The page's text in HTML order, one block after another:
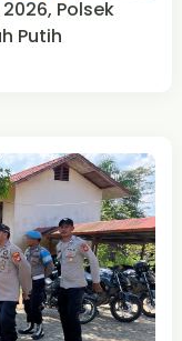
Polsek
Putih